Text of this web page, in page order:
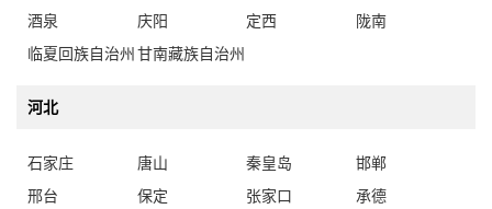
酒泉
庆阳 定西
陇南
临夏回族自治州甘南藏族自治州
河北
石家庄 唐山 秦皇岛
邯郸
邢台
保定 张家口
承德